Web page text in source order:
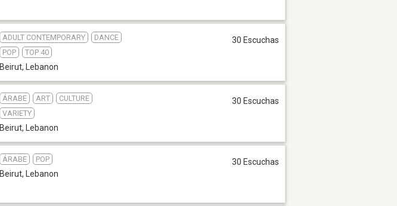
ADULT CONTEMPORARY
DANCE
POP
TOP 40
Beirut, Lebanon
30 Escuchas
ÁRABE ART
CULTURE
VARIETY
Beirut, Lebanon
30 Escuchas
ÁRABE POP
Beirut, Lebanon
30 Escuchas